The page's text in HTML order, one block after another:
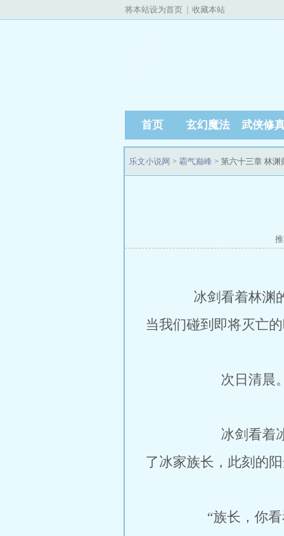
将本站设为首页 收藏本站
首页 玄幻魔法 武侠修
乐文小说网 > 霸气巅峰 > 第六十三章 林渊
冰剑看着林渊的身
当我们碰到即将灭亡
次日清晨。
冰剑看着冰家的开
了冰家族长，此刻的
“族长，你看看这